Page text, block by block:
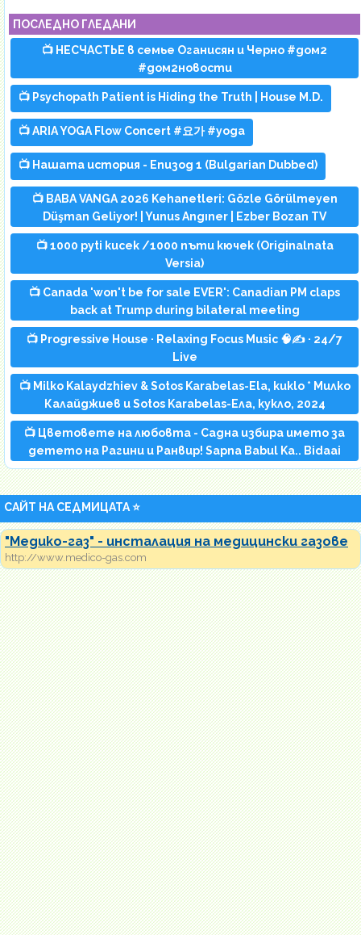
ПОСЛЕДНО ГЛЕДАНИ
📺 НЕСЧАСТЬЕ в семье Оганисян и Черно #дом2
#дом2новости
📺 Psychopath Patient is Hiding the Truth | House M.D.
📺 ARIA YOGA Flow Concert #요가 #yoga
📺 Нашата история - Епизод 1 (Bulgarian Dubbed)
📺 BABA VANGA 2026 Kehanetleri: Gözle Görülmeyen
Düşman Geliyor! | Yunus Angıner | Ezber Bozan TV
📺 1000 pyti kucek /1000 пъти кючек (Originalnata
Versia)
📺 Canada 'won't be for sale EVER': Canadian PM claps
back at Trump during bilateral meeting
📺 Progressive House · Relaxing Focus Music 🧠✍️ · 24/7
Live
📺 Milko Kalaydzhiev & Sotos Karabelas-Ela, kuklo * Милко
Калайджиев и Sotos Karabelas-Ела, кукло, 2024
📺 Цветовете на любовта - Садна избира името за
детето на Рагини и Ранвир! Sapna Babul Ka.. Bidaai
САЙТ НА СЕДМИЦАТА ⭐
"Медико-газ" - инсталация на медицински газове
http://www.medico-gas.com